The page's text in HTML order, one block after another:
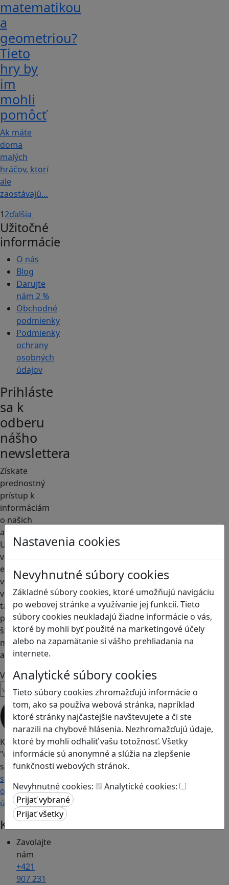
Nastavenia cookies
Nevyhnutné súbory cookies
Základné súbory cookies, ktoré umožňujú navigáciu
po webovej stránke a využívanie jej funkcií. Tieto
súbory cookies neukladajú žiadne informácie o vás,
ktoré by mohli byť použité na marketingové účely
alebo na zapamätanie si vášho prehliadania na
internete.
Analytické súbory cookies
Tieto súbory cookies zhromažďujú informácie o
tom, ako sa používa webová stránka, napríklad
ktoré stránky najčastejšie navštevujete a či ste
narazili na chybové hlásenia. Nezhromažďujú údaje,
ktoré by mohli odhaliť vašu totožnosť. Všetky
informácie sú anonymné a slúžia na zlepšenie
funkčnosti webových stránok.
Nevyhnutné cookies:
Analytické cookies:
matematikou
a
geometriou?
Tieto
hry by
im
mohli
pomôcť
Ak máte
doma
malých
hráčov, ktorí
ale
zaostávajú…
12ďalšia
Užitočné
informácie
O nás
Blog
Darujte
nám 2 %
Obchodné
podmienky
Podmienky
ochrany
osobných
údajov
Prihláste
sa k
odberu
nášho
newslettera
Získate
prednostný
prístup k
informáciám
o našich
aktivitách.
Ukážeme
vám, ako
efektívne
využívať hry
vo výučbe
tak, aby boli
pre
študentov
motivujúce
a prínosné.
Váš email
Prihláste
sa k
odberu
Kliknutím na
"odoberať"
súhlasíte so
spracovaním
osobných
údajov.
Kontakt
Zavolajte
nám
+421
907 231